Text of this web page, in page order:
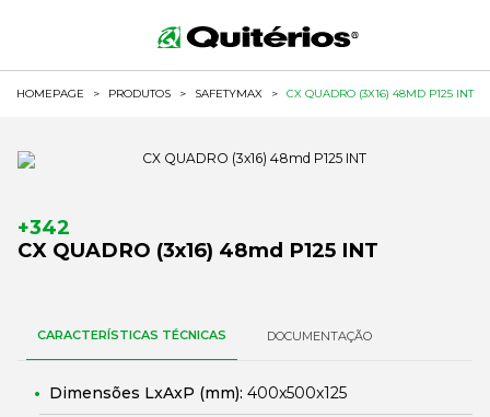
HOMEPAGE > PRODUTOS > SAFETYMAX > CX QUADRO (3X16) 48MD P125 INT
+342
CX QUADRO (3x16) 48md P125 INT
CARACTERÍSTICAS TÉCNICAS DOCUMENTAÇÃO
Dimensões LxAxP (mm): 400x500x125